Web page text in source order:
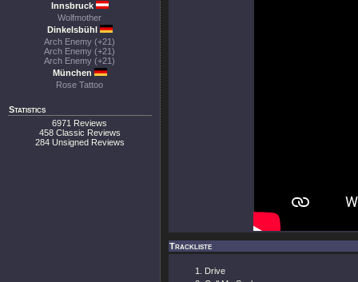
Innsbruck
Wolfmother
Dinkelsbühl
Arch Enemy (+21)
Arch Enemy (+21)
Arch Enemy (+21)
München
Rose Tattoo
Statistics
6971 Reviews
458 Classic Reviews
284 Unsigned Reviews
Trackliste
Drive